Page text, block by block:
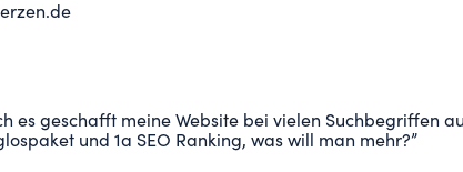
es geschafft meine Website bei vielen Suchbegriffen
und 1a SEO Ranking, was will man mehr?”